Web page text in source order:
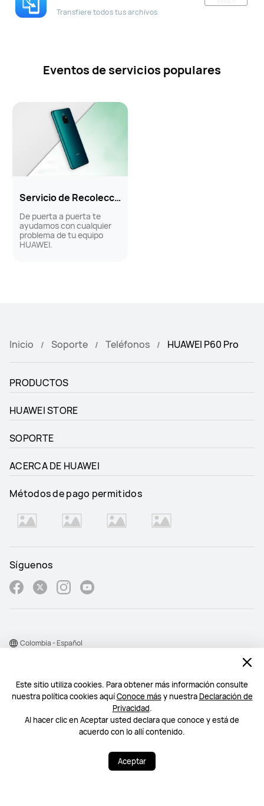
Este sitio utiliza cookies. Para obtener más información consulte
nuestra política cookies aquíConoce másy nuestraDeclaración de
Privacidad.
Al hacer clic en Aceptar usted declara que conoce y está de
acuerdo con lo allí contenido.
Aceptar
Transfiere todos tus archivos
Eventos de servicios populares
Servicio de Recolección
De puerta a puerta te
ayudamos con cualquier
problema de tu equipo
HUAWEI.
Inicio Soporte Teléfonos HUAWEI P60 Pro
PRODUCTOS
HUAWEI STORE
SOPORTE
ACERCA DE HUAWEI
Métodos de pago permitidos
Síguenos
©2026 Huawei Device Co., Ltd. Todos los derechos reservados.
Condiciones de uso
Colombia - Español